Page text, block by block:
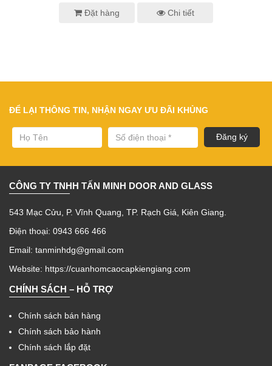
Đặt hàng Chi tiết
ĐỂ LẠI THÔNG TIN, NHẬN NGAY ƯU ĐÃI KHỦNG
CÔNG TY TNHH TẤN MINH DOOR AND GLASS
543 Mạc Cửu, P. Vĩnh Quang, TP. Rạch Giá, Kiên Giang.
Điện thoại: 0943 666 466
Email: tanminhdg@gmail.com
Website: https://cuanhomcaocapkiengiang.com
CHÍNH SÁCH – HỖ TRỢ
Chính sách bán hàng
Chính sách bảo hành
Chính sách lắp đặt